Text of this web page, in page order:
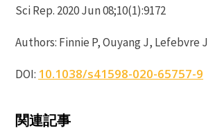
Sci Rep. 2020 Jun 08;10(1):9172
Authors: Finnie P, Ouyang J, Lefebvre J
DOI: 10.1038/s41598-020-65757-9
関連記事